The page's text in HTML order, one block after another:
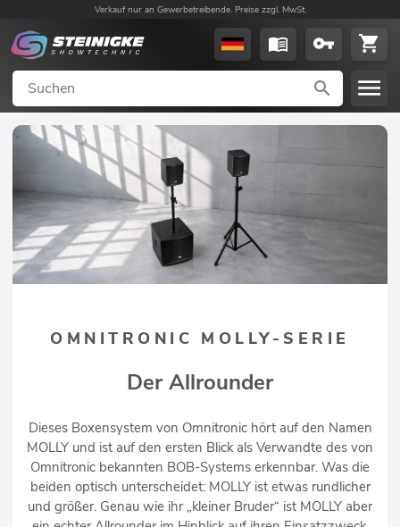
Verkauf nur an Gewerbetreibende. Preise zzgl. MwSt.
OMNITRONIC MOLLY-SERIE
Der Allrounder
Dieses Boxensystem von Omnitronic hört auf den Namen
MOLLY und ist auf den ersten Blick als Verwandte des von
Omnitronic bekannten BOB-Systems erkennbar. Was die
beiden optisch unterscheidet: MOLLY ist etwas rundlicher
und größer. Genau wie ihr „kleiner Bruder“ ist MOLLY aber